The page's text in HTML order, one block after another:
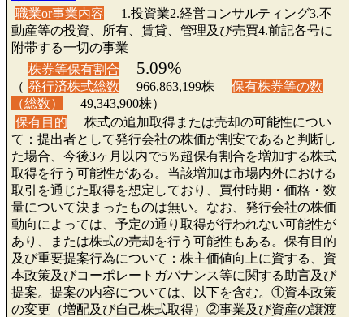
職業or事業内容
1.投資業2.経営コンサルティング3.不
動産等の投資、所有、賃貸、管理及び売買4.前記各号に
附帯する一切の事業
株券等保有割合
5.09%
（ 発行済株式総数 966,863,199株
保有株券等の数
（総数）
49,343,900株）
保有目的
株式の追加取得または売却の可能性につい
て：提出者として発行会社の株価が割安であると判断し
た場合、今後3ヶ月以内で5％超保有割合を増加する株式
取得を行う可能性がある。当該増加は市場内外における
取引を通じた取得を想定しており、買付時期・価格・数
量について決まったものは無い。なお、発行会社の株価
動向によっては、予定の通り取得が行われない可能性が
あり、または株式の売却を行う可能性もある。保有目的
及び重要提案行為について：株主価値向上に資する、資
本政策及びコーポレートガバナンス等に関する助言及び
提案。提案の内容については、以下を含む。①資本政策
の変更（増配及び自己株式取得）②事業及び資産の譲渡